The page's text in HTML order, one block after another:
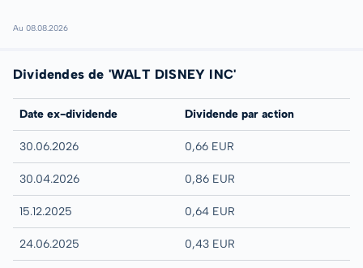
Au 08.08.2026
Dividendes de 'WALT DISNEY INC'
Date ex-dividende Dividende par action
30.06.2026 0,66 EUR
30.04.2026 0,86 EUR
15.12.2025 0,64 EUR
24.06.2025 0,43 EUR